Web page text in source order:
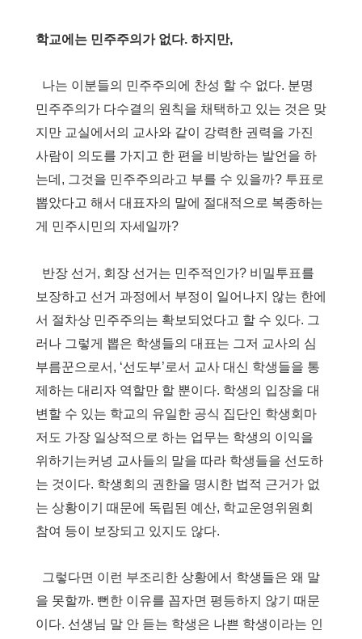
학교에는 민주주의가 없다. 하지만,
나는 이분들의 민주주의에 찬성 할 수 없다. 분명
민주주의가 다수결의 원칙을 채택하고 있는 것은 맞
지만 교실에서의 교사와 같이 강력한 권력을 가진
사람이 의도를 가지고 한 편을 비방하는 발언을 하
는데 , 그것을 민주주의라고 부를 수 있을까? 투표로
뽑았다고 해서 대표자의 말에 절대적으로 복종하는
게 민주시민의 자세일까?
반장 선거 , 회장 선거는 민주적인가? 비밀투표를
보장하고 선거 과정에서 부정이 일어나지 않는 한에
서 절차상 민주주의는 확보되었다고 할 수 있다. 그
러나 그렇게 뽑은 학생들의 대표는 그저 교사의 심
부름꾼으로서 , ‘선도부’ 로서 교사 대신 학생들을 통
제하는 대리자 역할만 할 뿐이다. 학생의 입장을 대
변할 수 있는 학교의 유일한 공식 집단인 학생회마
저도 가장 일상적으로 하는 업무는 학생의 이익을
위하기는커녕 교사들의 말을 따라 학생들을 선도하
는 것이다. 학생회의 권한을 명시한 법적 근거가 없
는 상황이기 때문에 독립된 예산, 학교운영위원회
참여 등이 보장되고 있지도 않다.
그렇다면 이런 부조리한 상황에서 학생들은 왜 말
을 못할까. 뻔한 이유를 꼽자면 평등하지 않기 때문
이다. 선생님 말 안 듣는 학생은 나쁜 학생이라는 인